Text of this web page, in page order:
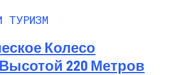
ТУРИЗМ
Колесо
220 Метров